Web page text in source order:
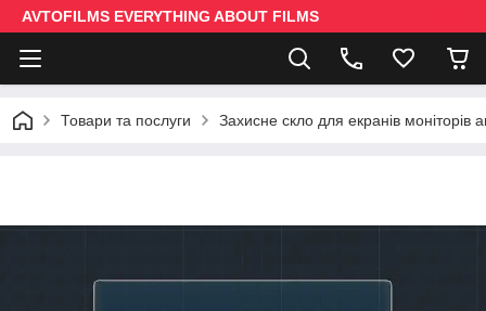
AVTOFILMS EVERYTHING ABOUT FILMS
Товари та послуги Захисне скло для екранів моніторів